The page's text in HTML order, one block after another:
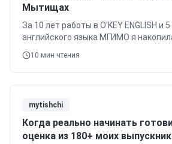
Мытищах
За 10 лет работы в O'KEY ENGLISH и
английского языка МГИМО я
в подготовке подростков к
экзаменам и международным…
10 мин чтения
mytishchi
Когда реально начинать
оценка из 180+ моих